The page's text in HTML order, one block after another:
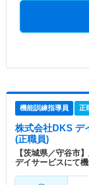
機能訓練指導員 正
株式会社DKS デ
(正職員)
【茨城県／守谷市
デイサービスにて